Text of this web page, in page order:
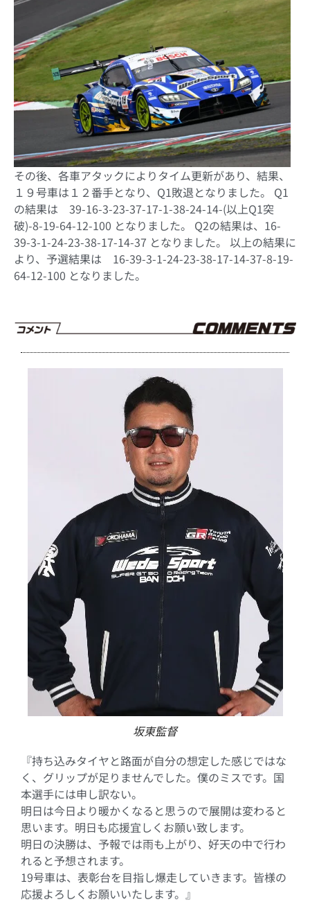
その後、各車アタックによりタイム更新があり、結果、
１９号車は１２番手となり、Q1敗退となりました。 Q1
の結果は 39-16-3-23-37-17-1-38-24-14-(以上Q1突
破)-8-19-64-12-100 となりました。 Q2の結果は、16-
39-3-1-24-23-38-17-14-37 となりました。 以上の結果に
より、予選結果は 16-39-3-1-24-23-38-17-14-37-8-19-
64-12-100 となりました。
坂東監督
『持ち込みタイヤと路面が自分の想定した感じではな
く、グリップが足りませんでした。僕のミスです。国
本選手には申し訳ない。
明日は今日より暖かくなると思うので展開は変わると
思います。明日も応援宜しくお願い致します。
明日の決勝は、予報では雨も上がり、好天の中で行わ
れると予想されます。
19号車は、表彰台を目指し爆走していきます。皆様の
応援よろしくお願いいたします。』